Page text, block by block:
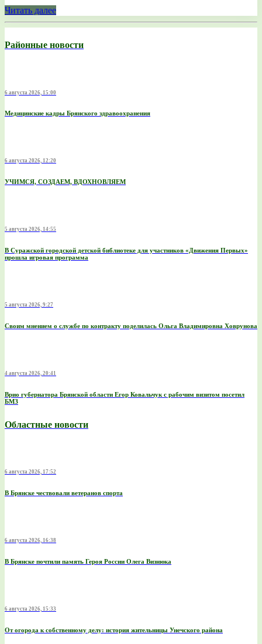
Читать далее
Районные новости
6 августа 2026, 15:00
Медицинские кадры Брянского здравоохранения
6 августа 2026, 12:20
УЧИМСЯ, СОЗДАЕМ, ВДОХНОВЛЯЕМ
5 августа 2026, 14:55
В Суражской городской детской библиотеке для участников «Движения Первых»
прошла игровая программа
5 августа 2026, 9:27
Своим мнением о службе по контракту поделилась Ольга Владимировна Ховрунова
4 августа 2026, 20:41
Врио губернатора Брянской области Егор Ковальчук с рабочим визитом посетил
БМЗ
Областные новости
6 августа 2026, 17:52
В Брянске чествовали ветеранов спорта
6 августа 2026, 16:38
В Брянске почтили память Героя России Олега Визнюка
6 августа 2026, 15:33
От огорода к собственному делу: история жительницы Унечского района